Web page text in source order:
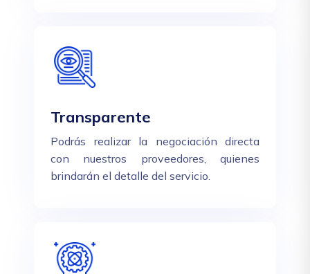
Transparente
Podrás realizar la negociación directa
con nuestros proveedores, quienes
brindarán el detalle del servicio.